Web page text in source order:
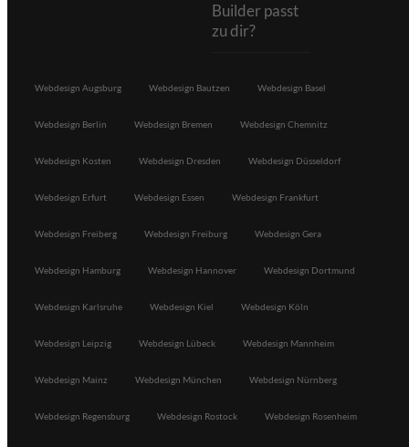
Builder passt
zu dir?
Webdesign Augsburg Webdesign Bautzen Webdesign Basel
Webdesign Berlin Webdesign Bremen Webdesign Chemnitz
Webdesign Kosten Webdesign Dresden Webdesign Düsseldorf
Webdesign Erfurt Webdesign Essen Webdesign Frankfurt
Webdesign Freiberg Webdesign Freiburg Webdesign Gera
Webdesign Hamburg Webdesign Hannover Webdesign Dortmund
Webdesign Karlsruhe Webdesign Kiel Webdesign Köln
Webdesign Leipzig Webdesign Lübeck Webdesign Mannheim
Webdesign Mainz Webdesign München Webdesign Nürnberg
Webdesign Regensburg Webdesign Rostock Webdesign Rosenheim